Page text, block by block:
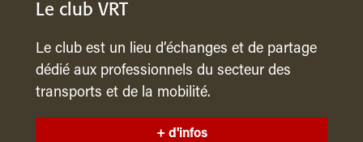
Le club VRT
Le club est un lieu d’échanges et de partage
dédié aux professionnels du secteur des
transports et de la mobilité.
+ d'infos